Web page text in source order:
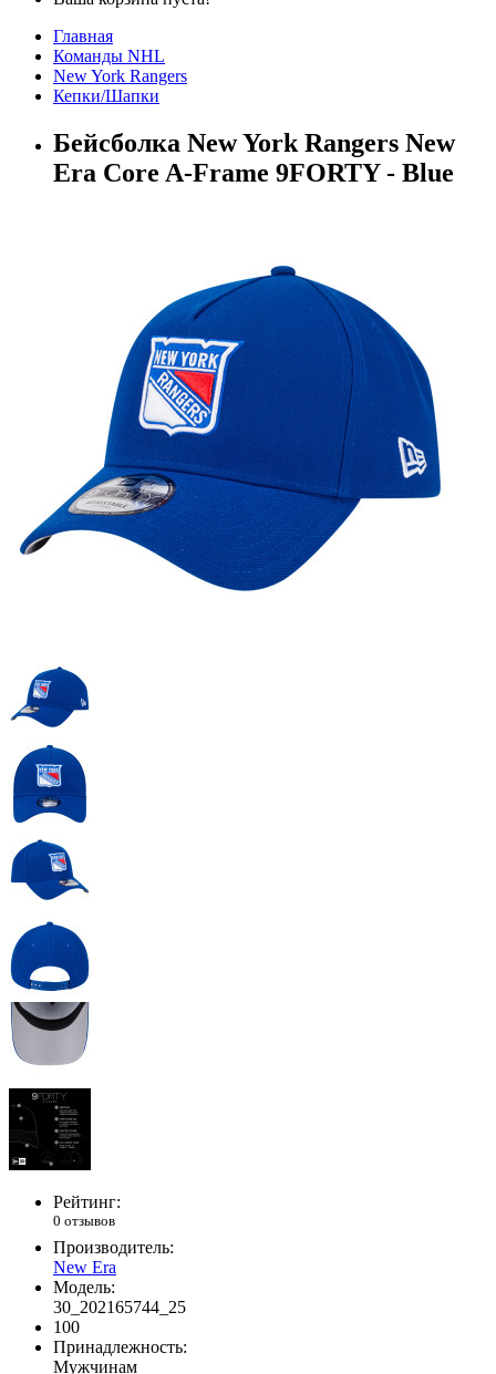
Главная
Команды NHL
New York Rangers
Кепки/Шапки
Бейсболка New York Rangers New
Era Core A-Frame 9FORTY - Blue
Рейтинг:
0 отзывов
Производитель:
New Era
Модель:
30_202165744_25
100
Принадлежность:
Мужчинам